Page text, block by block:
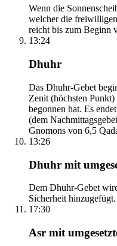
Wenn die
welcher die
reicht bis zum Beginn
13:24
Dhuhr
Das Dhuhr-Gebet
Zenit (höchsten
begonnen hat. Es
(dem
Gnomons von 6,5
13:26
Dhuhr mit
Dem Dhuhr-Gebet
Sicherheit hinzugefügt.
17:30
Asr mit